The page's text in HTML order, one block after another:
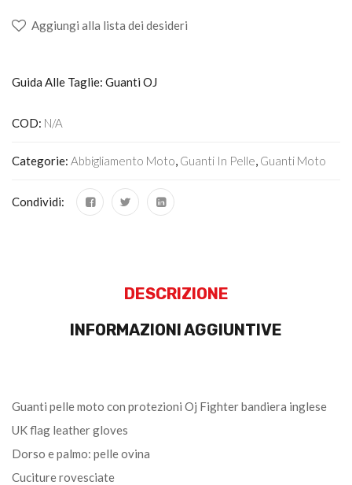
Aggiungi alla lista dei desideri
Guida Alle Taglie: Guanti OJ
COD: N/A
Categorie: Abbigliamento Moto, Guanti In Pelle, Guanti Moto
Condividi:
DESCRIZIONE
INFORMAZIONI AGGIUNTIVE
Guanti pelle moto con protezioni Oj Fighter bandiera inglese
UK flag leather gloves
Dorso e palmo: pelle ovina
Cuciture rovesciate